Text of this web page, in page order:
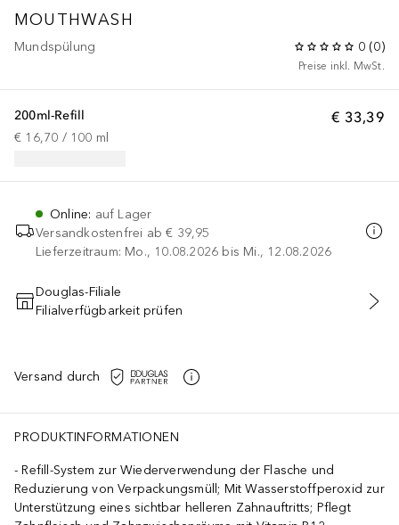
MOUTHWASH
Mundspülung 0 (0)
Preise inkl. MwSt.
€ 33,39
200ml-Refill
€ 16,70 / 100 ml
Online: auf Lager
Versandkostenfrei ab € 39,95
Lieferzeitraum: Mo., 10.08.2026 bis Mi., 12.08.2026
IN DEN WARENKORB
Douglas-Filiale
Filialverfügbarkeit prüfen
Versand durch
PRODUKTINFORMATIONEN
Refill-System zur Wiederverwendung der Flasche und
Reduzierung von Verpackungsmüll; Mit Wasserstoffperoxid zur
Unterstützung eines sichtbar helleren Zahnauftritts; Pflegt